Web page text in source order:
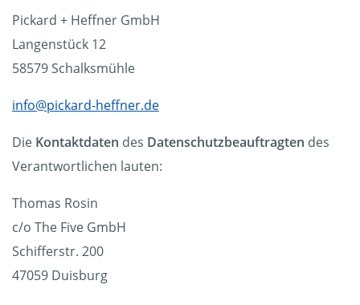
Pickard + Heffner GmbH
Langenstück 12
58579 Schalksmühle
info@pickard-heffner.de
Die Kontaktdaten des Datenschutzbeauftragten des
Verantwortlichen lauten:
Thomas Rosin
c/o The Five GmbH
Schifferstr. 200
47059 Duisburg